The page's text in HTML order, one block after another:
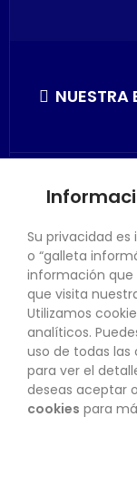
NUESTRA
SU
Su privacidad
o “galleta
información que
que visita
Utilizamos
analíticos.
uso de todas las
para ver el
deseas aceptar o
cookies para